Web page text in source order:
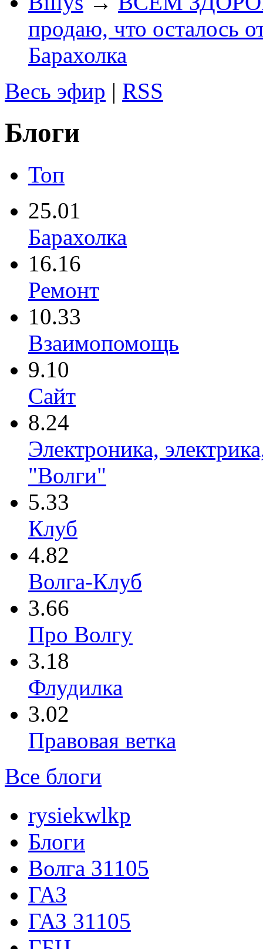
продаю, что осталось
Барахолка
Весь эфир | RSS
Блоги
Топ
25.01
Барахолка
16.16
Ремонт
10.33
Взаимопомощь
9.10
Сайт
8.24
Электроника,
"Волги"
5.33
Клуб
4.82
Волга-Клуб
3.66
Про Волгу
3.18
Флудилка
3.02
Правовая ветка
Все блоги
rysiekwlkp
Блоги
Волга 31105
ГАЗ
ГАЗ 31105